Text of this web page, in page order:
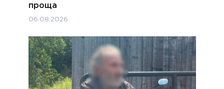
проща
06.08.2026